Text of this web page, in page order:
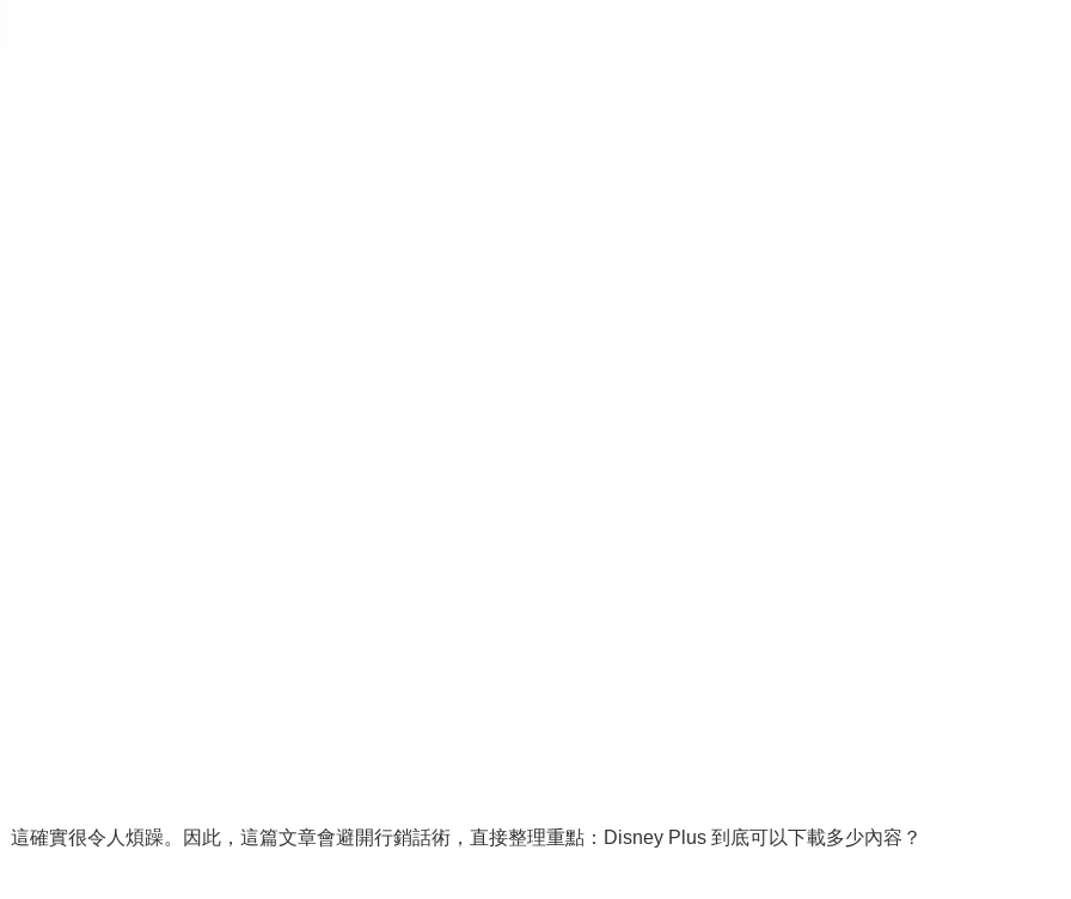
這確實很令人煩躁。因此，這篇文章會避開行銷話術，直接整理重點：Disney Plus 到底可以下載多少內容？